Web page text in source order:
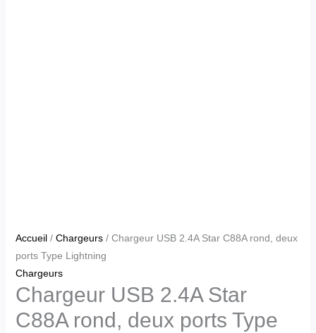
Accueil/ Chargeurs/ Chargeur USB 2.4A Star C88A rond, deux
ports Type Lightning
Chargeurs
Chargeur USB 2.4A Star
C88A rond, deux ports Type